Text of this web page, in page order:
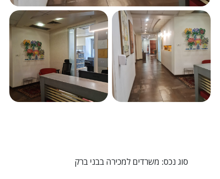
סוג נכס: משרדים למכירה בבני ברק